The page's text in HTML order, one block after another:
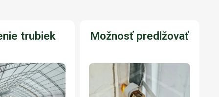
trubiek Možnosť predlžovať